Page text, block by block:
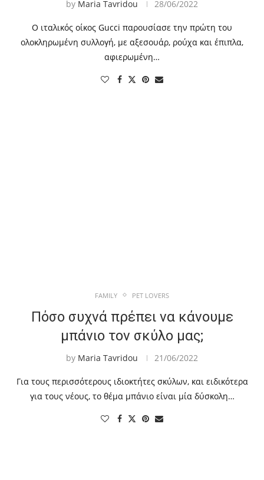
by Maria Tavridou 28/06/2022
Ο ιταλικός οίκος Gucci παρουσίασε την πρώτη του
ολοκληρωμένη συλλογή, με αξεσουάρ, ρούχα και έπιπλα,
αφιερωμένη…
FAMILY PET LOVERS
Πόσο συχνά πρέπει να κάνουμε
μπάνιο τον σκύλο μας;
by Maria Tavridou 21/06/2022
Για τους περισσότερους ιδιοκτήτες σκύλων, και ειδικότερα
για τους νέους, το θέμα μπάνιο είναι μία δύσκολη…